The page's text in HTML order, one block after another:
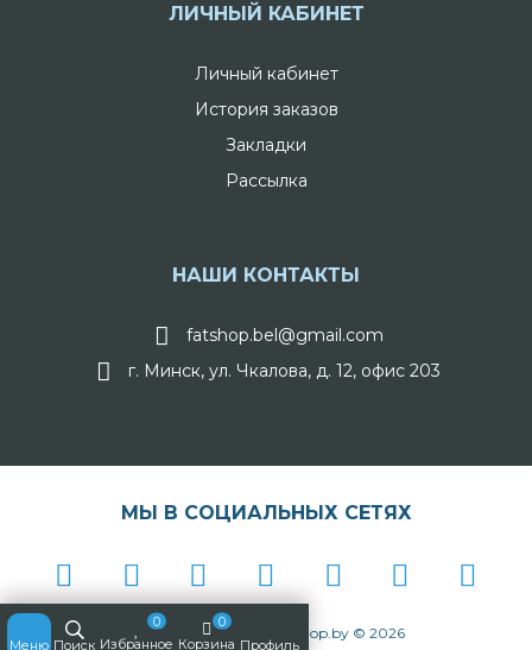
ЛИЧНЫЙ КАБИНЕТ
Личный кабинет
История заказов
Закладки
Рассылка
НАШИ КОНТАКТЫ
fatshop.bel@gmail.com
г. Минск, ул. Чкалова, д. 12, офис 203
МЫ В СОЦИАЛЬНЫХ СЕТЯХ
Интернет-магазин FatShop.by © 2026
Меню Поиск
0
Избранное
0
Корзина Профиль